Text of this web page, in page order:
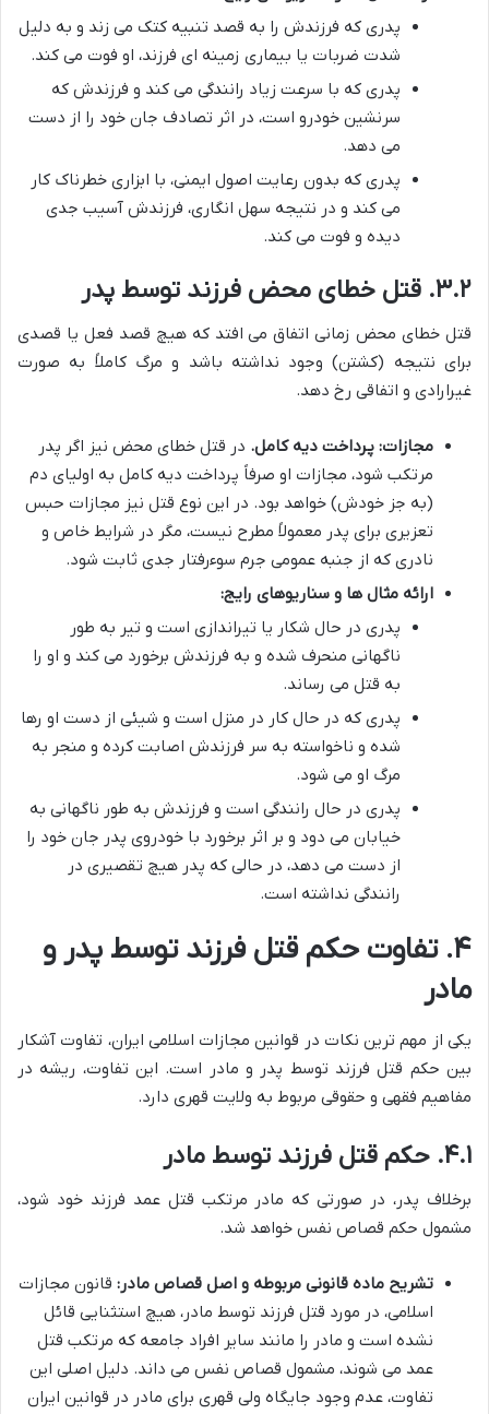
پدری که فرزندش را به قصد تنبیه کتک می زند و به دلیل
شدت ضربات یا بیماری زمینه ای فرزند، او فوت می کند.
پدری که با سرعت زیاد رانندگی می کند و فرزندش که
سرنشین خودرو است، در اثر تصادف جان خود را از دست
می دهد.
پدری که بدون رعایت اصول ایمنی، با ابزاری خطرناک کار
می کند و در نتیجه سهل انگاری، فرزندش آسیب جدی
دیده و فوت می کند.
۳.۲. قتل خطای محض فرزند توسط پدر
قتل خطای محض زمانی اتفاق می افتد که هیچ قصد فعل یا قصدی
برای نتیجه (کشتن) وجود نداشته باشد و مرگ کاملاً به صورت
غیرارادی و اتفاقی رخ دهد.
مجازات: پرداخت دیه کامل. در قتل خطای محض نیز اگر پدر
مرتکب شود، مجازات او صرفاً پرداخت دیه کامل به اولیای دم
(به جز خودش) خواهد بود. در این نوع قتل نیز مجازات حبس
تعزیری برای پدر معمولاً مطرح نیست، مگر در شرایط خاص و
نادری که از جنبه عمومی جرم سوءرفتار جدی ثابت شود.
ارائه مثال ها و سناریوهای رایج:
پدری در حال شکار یا تیراندازی است و تیر به طور
ناگهانی منحرف شده و به فرزندش برخورد می کند و او را
به قتل می رساند.
پدری که در حال کار در منزل است و شیئی از دست او رها
شده و ناخواسته به سر فرزندش اصابت کرده و منجر به
مرگ او می شود.
پدری در حال رانندگی است و فرزندش به طور ناگهانی به
خیابان می دود و بر اثر برخورد با خودروی پدر جان خود را
از دست می دهد، در حالی که پدر هیچ تقصیری در
رانندگی نداشته است.
۴. تفاوت حکم قتل فرزند توسط پدر و
مادر
یکی از مهم ترین نکات در قوانین مجازات اسلامی ایران، تفاوت آشکار
بین حکم قتل فرزند توسط پدر و مادر است. این تفاوت، ریشه در
مفاهیم فقهی و حقوقی مربوط به ولایت قهری دارد.
۴.۱. حکم قتل فرزند توسط مادر
برخلاف پدر، در صورتی که مادر مرتکب قتل عمد فرزند خود شود،
مشمول حکم قصاص نفس خواهد شد.
تشریح ماده قانونی مربوطه و اصل قصاص مادر: قانون مجازات
اسلامی، در مورد قتل فرزند توسط مادر، هیچ استثنایی قائل
نشده است و مادر را مانند سایر افراد جامعه که مرتکب قتل
عمد می شوند، مشمول قصاص نفس می داند. دلیل اصلی این
تفاوت، عدم وجود جایگاه ولی قهری برای مادر در قوانین ایران